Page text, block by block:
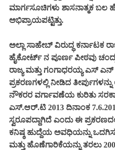
ಮಾರ್ಗಸೂಚಿಗಳು ಶಾಸನಾತ್ಮಕ
ಅಭಿಪ್ರಾಯಪಟ್ಟಿತ್ತು.
ಅಲ್ಲಾ ಸಾಹೇಬ್ ವಿರುದ್ಧ ಕರ್ನಾಟಕ
ಹೈಕೋರ್ಟ್ ನ ಪೂರ್ಣ ಪೀಠವು
ರಾಜ್ಯ ಮತ್ತು ಗಂಗಾಧರಯ್ಯ ಎಸ್ ಎನ್
ಪ್ರಕರಣಗಳಲ್ಲಿ ನೀಡಿದ
ನೌಕರರ ವರ್ಗಾವಣೆಯ ಕುರಿತು
ಎಸ್.ಆರ್.ಟಿ 2013 ದಿನಾಂಕ
ಸ್ವರೂಪದ್ದಾಗಿದೆ ಎಂದು ಈ
ಕನಿಷ್ಠ ಹುದ್ದೆಯ ಅವಧಿಯನ್ನು
ಮತ್ತು ಹೊಣೆಗಾರಿಕೆಯನ್ನು ತರಲು